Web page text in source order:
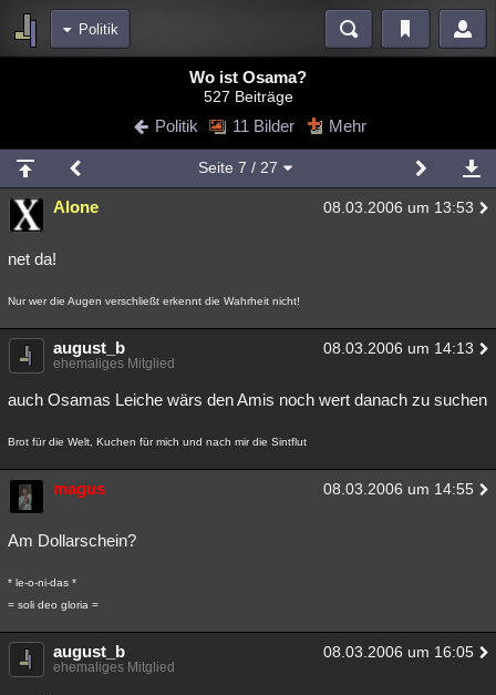
Politik
Blogs Videos
Chat Wiki Neuigkeiten
meine Rubriken
Menschen Mystery Kriminalfälle
Spiritualität
Natur Umfragen Unterhaltung
weitere Rubriken
Philosophie Träume
Astronomie Helpdesk Gruppen Gaming Filme
Übersichten
Wo ist Osama?
527 Beiträge
Politik 11 Bilder Mehr
Seite 7 / 27
Alone 08.03.2006 um 13:53
net da!
Nur wer die Augen verschließt erkennt die Wahrheit nicht!
august_b 08.03.2006 um 14:13
ehemaliges Mitglied
auch Osamas Leiche wärs den Amis noch wert danach zu suchen
Brot für die Welt, Kuchen für mich und nach mir die Sintflut
magus 08.03.2006 um 14:55
Am Dollarschein?
* le-o-ni-das *
= soli deo gloria =
august_b 08.03.2006 um 16:05
ehemaliges Mitglied